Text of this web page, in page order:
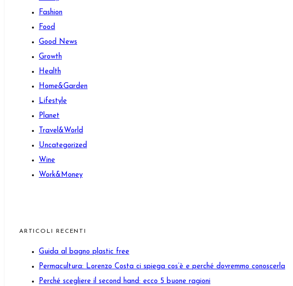
Fashion
Food
Good News
Growth
Health
Home&Garden
Lifestyle
Planet
Travel&World
Uncategorized
Wine
Work&Money
ARTICOLI RECENTI
Guida al bagno plastic free
Permacultura: Lorenzo Costa ci spiega cos’è e perché dovremmo conoscerla
Perché scegliere il second hand: ecco 5 buone ragioni